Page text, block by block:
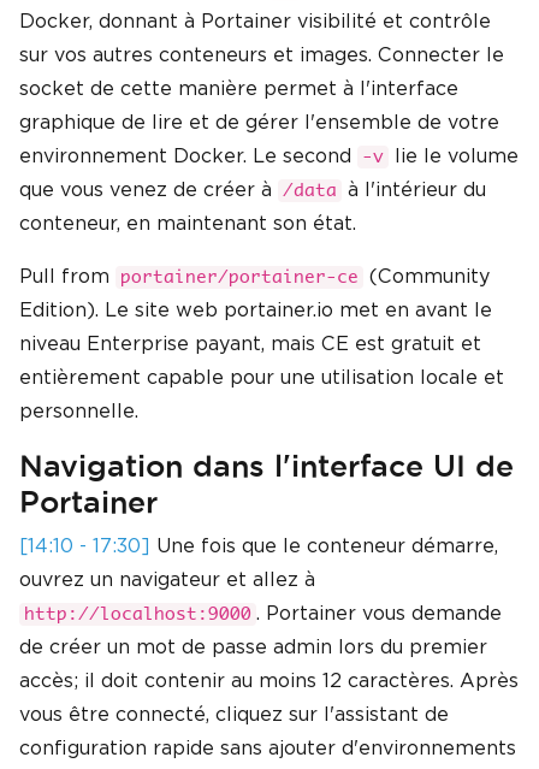
Docker, donnant à Portainer visibilité et contrôle
sur vos autres conteneurs et images. Connecter le
socket de cette manière permet à l'interface
graphique de lire et de gérer l'ensemble de votre
environnement Docker. Le second
-v
lie le volume
que vous venez de créer à
/data
à l'intérieur du
conteneur, en maintenant son état.
Pull from portainer/portainer-ce
(Community
Edition). Le site web portainer.io met en avant le
niveau Enterprise payant, mais CE est gratuit et
entièrement capable pour une utilisation locale et
personnelle.
Navigation dans l'interface UI de
Portainer
[14:10 - 17:30] Une fois que le conteneur démarre,
ouvrez un navigateur et allez à
http://localhost:9000 . Portainer vous demande
de créer un mot de passe admin lors du premier
accès; il doit contenir au moins 12 caractères. Après
vous être connecté, cliquez sur l'assistant de
configuration rapide sans ajouter d'environnements